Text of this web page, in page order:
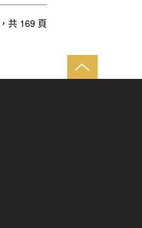
共 169 頁